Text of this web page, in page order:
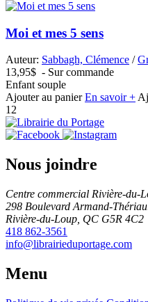
Moi et mes 5 sens
Auteur: Sabbagh, Clémence /
13,95$ - Sur commande
Enfant souple
Ajouter au panier En savoir +
12
Nous joindre
Centre commercial Rivière-du-
298 Boulevard Armand-
Rivière-du-Loup, QC G5R 4C2
418 862-3561
info@librairieduportage.com
Menu